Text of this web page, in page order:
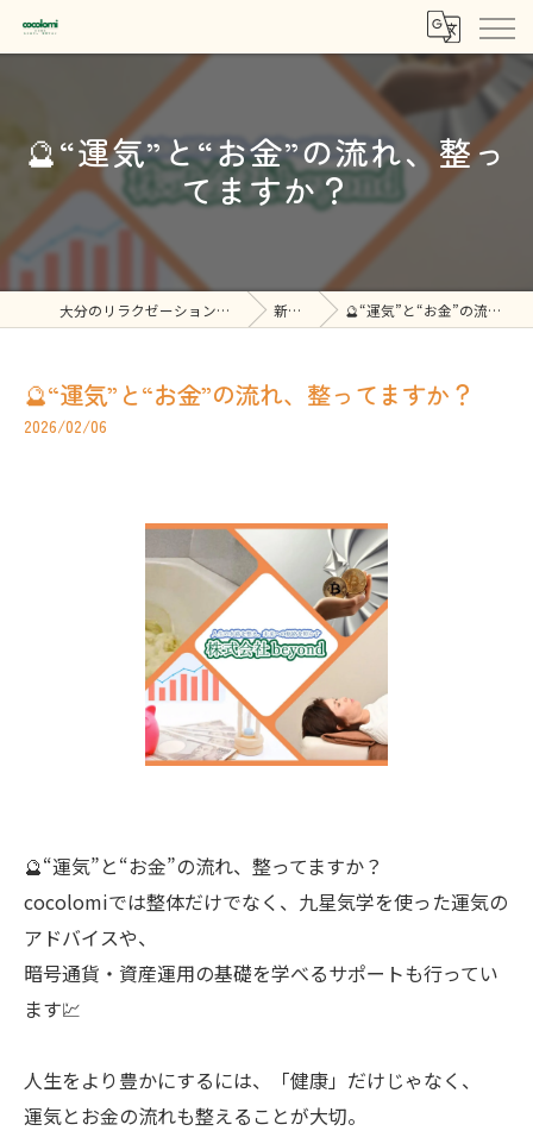
🔮“運気”と“お金”の流れ、整っ
てますか？
大分のリラクゼーションなら株式会社beyond 新着情報 🔮“運気”と“お金”の流れ、整ってますか？
🔮“運気”と“お金”の流れ、整ってますか？
2026/02/06
🔮“運気”と“お金”の流れ、整ってますか？
cocolomiでは整体だけでなく、九星気学を使った運気の
アドバイスや、
暗号通貨・資産運用の基礎を学べるサポートも行ってい
ます💹
人生をより豊かにするには、「健康」だけじゃなく、
運気とお金の流れも整えることが大切。